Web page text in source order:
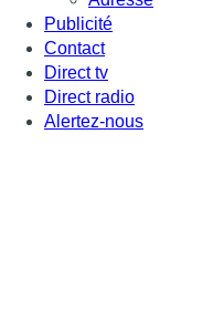
Publicité
Contact
Direct tv
Direct radio
Alertez-nous